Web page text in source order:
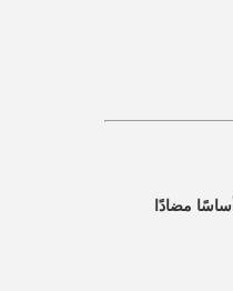
توفر PoE Magjacks أساسًا مضادًا